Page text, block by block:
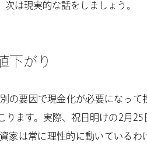
は現実的な話をしましょう。
下がり
の要因で現金化が必要になって
ます。実際、祝日明けの2月25
家は常に理性的に動いているわ